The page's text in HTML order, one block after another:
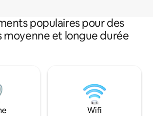
populaires pour des
moyenne et longue durée
Wifi